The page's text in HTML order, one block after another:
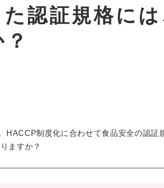
認証規格に
制度化に合わせて食品安全の認証
ますか？